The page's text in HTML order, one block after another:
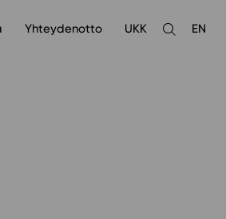
Yhteydenotto UKK
Avaa
EN